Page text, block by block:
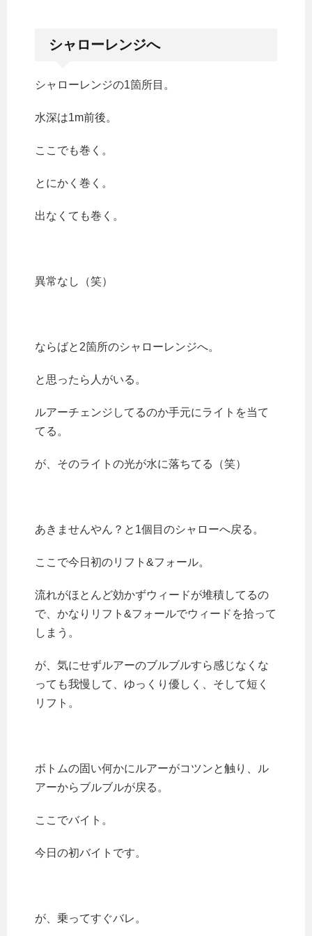
シャローレンジへ
シャローレンジの1箇所目。
水深は1m前後。
ここでも巻く。
とにかく巻く。
出なくても巻く。
異常なし（笑）
ならばと2箇所のシャローレンジへ。
と思ったら人がいる。
ルアーチェンジしてるのか手元にライトを当て
てる。
が、そのライトの光が水に落ちてる（笑）
あきませんやん？と1個目のシャローへ戻る。
ここで今日初のリフト&フォール。
流れがほとんど効かずウィードが堆積してるの
で、かなりリフト&フォールでウィードを拾って
しまう。
が、気にせずルアーのブルブルすら感じなくな
っても我慢して、ゆっくり優しく、そして短く
リフト。
ボトムの固い何かにルアーがコツンと触り、ル
アーからブルブルが戻る。
ここでバイト。
今日の初バイトです。
が、乗ってすぐバレ。